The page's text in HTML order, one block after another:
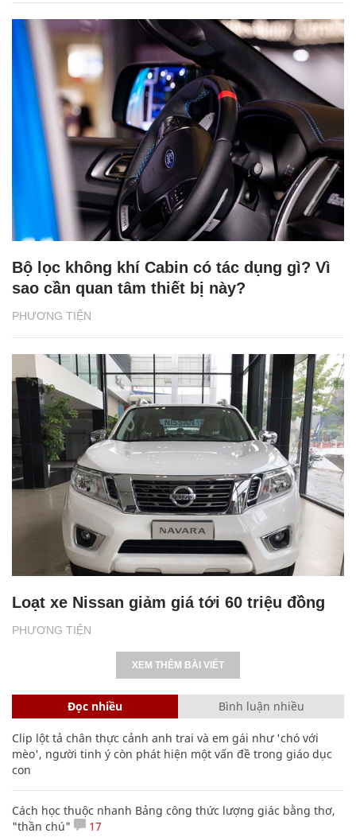
PHƯƠNG TIỆN
Bộ lọc không khí Cabin có tác dụng gì? Vì
sao cần quan tâm thiết bị này?
PHƯƠNG TIỆN
Loạt xe Nissan giảm giá tới 60 triệu đồng
XEM THÊM BÀI VIẾT
Đọc nhiều Bình luận nhiều
Clip lột tả chân thực cảnh anh trai và em gái như 'chó với
mèo', người tinh ý còn phát hiện một vấn đề trong giáo dục
con
Cách học thuộc nhanh Bảng công thức lượng giác bằng thơ,
"thần chú"
17